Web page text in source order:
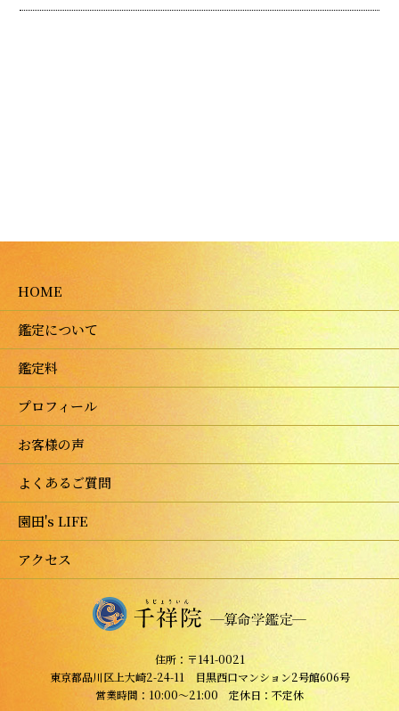
HOME
鑑定について
鑑定料
プロフィール
お客様の声
よくあるご質問
園田's LIFE
アクセス
住所：〒141-0021
東京都品川区上大崎2-24-11 目黒西口マンション2号館606号
営業時間：10:00～21:00 定休日：不定休